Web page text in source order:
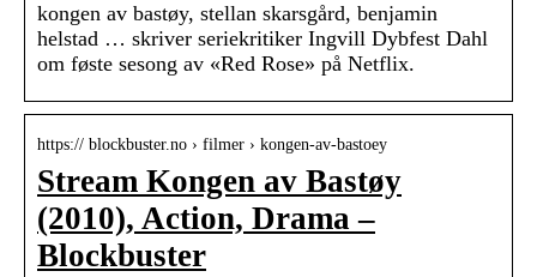
kongen av bastøy, stellan skarsgård, benjamin
helstad … skriver seriekritiker Ingvill Dybfest Dahl
om føste sesong av «Red Rose» på Netflix.
https:// blockbuster.no › filmer › kongen-av-bastoey
Stream Kongen av Bastøy
(2010), Action, Drama –
Blockbuster